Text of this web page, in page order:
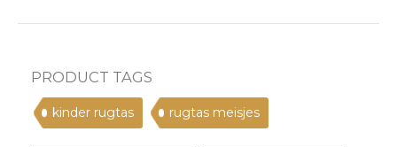
PRODUCT TAGS
kinder rugtas rugtas meisjes